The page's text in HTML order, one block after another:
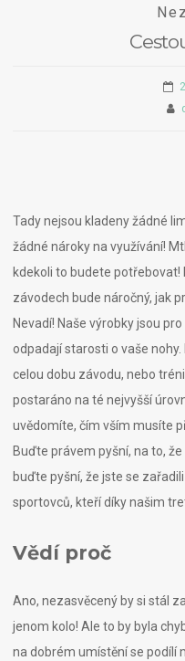
Tady nejsou kladeny žádné
žádné nároky na využívání!
kdekoli to budete potřebovat!
závodech bude náročný, jak
Nevadí! Naše výrobky jsou
odpadají starosti o vaše
celou dobu závodu, nebo
postaráno na té nejvyšší
uvědomíte, čím vším musíte
Buďte právem pyšní, na to,
buďte pyšní, že jste se
sportovců, kteří díky našim
Vědí proč
Ano, nezasvěcený by si stál
jenom kolo! Ale to by byla
na dobrém umístění se podílí